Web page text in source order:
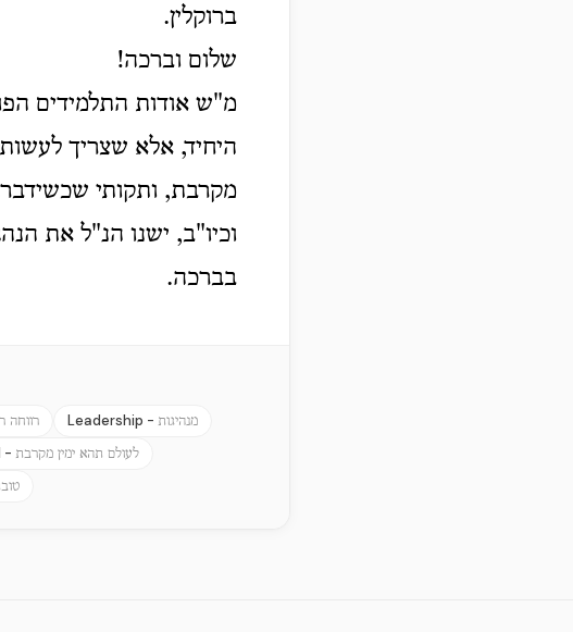
ברוקלין.
שלום וברכה!
מ"ש אודות התלמידים
היחיד, אלא שצריך
מקרבת, ותקותי
וכיו"ב, ישנו הנ"ל את
בברכה.
רווחה Leadership - מנהיגות
- לעולם תהא ימין מקרבת